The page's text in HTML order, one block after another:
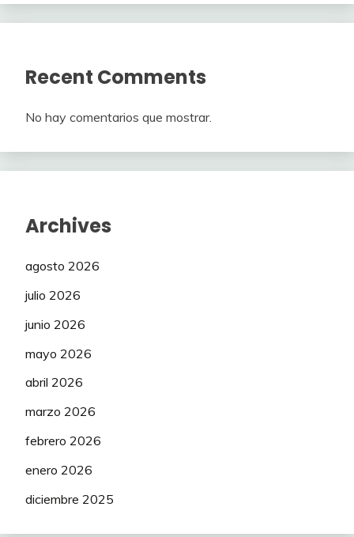
Recent Comments
No hay comentarios que mostrar.
Archives
agosto 2026
julio 2026
junio 2026
mayo 2026
abril 2026
marzo 2026
febrero 2026
enero 2026
diciembre 2025